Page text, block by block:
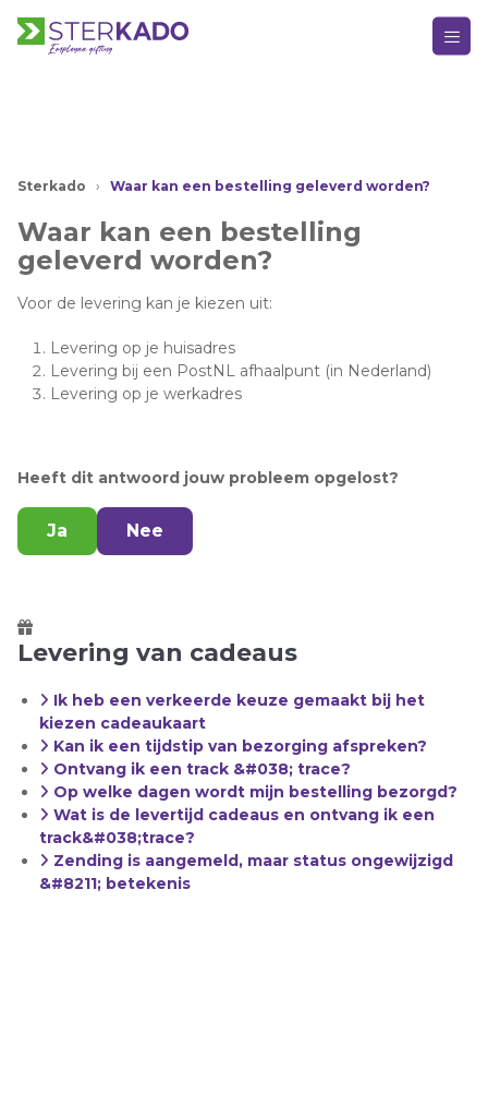
Keuze Kado
Kerstpakketten
Verjaardag
Over Sterkado
MENU
Contact
Giftcard verzilveren
+31 (0) 30 200 4500
Direct bestellen
Offerte aanvragen
Sterkado › Waar kan een bestelling geleverd worden?
Waar kan een bestelling
geleverd worden?
Voor de levering kan je kiezen uit:
Levering op je huisadres
Levering bij een PostNL afhaalpunt (in Nederland)
Levering op je werkadres
Heeft dit antwoord jouw probleem opgelost?
Ja Nee
Levering van cadeaus
Ik heb een verkeerde keuze gemaakt bij het
kiezen cadeaukaart
Kan ik een tijdstip van bezorging afspreken?
Ontvang ik een track &#038; trace?
Op welke dagen wordt mijn bestelling bezorgd?
Wat is de levertijd cadeaus en ontvang ik een
track&#038;trace?
Zending is aangemeld, maar status ongewijzigd
&#8211; betekenis